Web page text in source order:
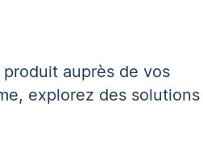
auprès de vos
explorez des solutions